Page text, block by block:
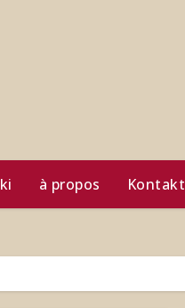
à propos Kontakt